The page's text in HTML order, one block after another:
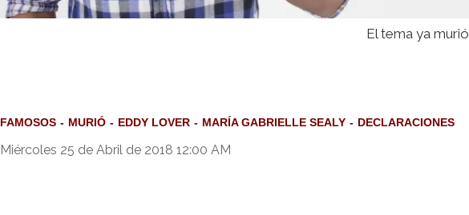
El tema ya murió
FAMOSOS MURIÓ EDDY LOVER MARÍA GABRIELLE SEALY DECLARACIONES
Miércoles 25 de Abril de 2018 12:00 AM